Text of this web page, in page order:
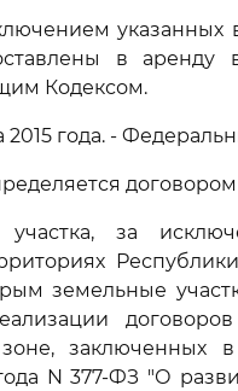
указанных
в аренду
Кодексом.
2015 года. -
за
земельные
заключенных
N 377-ФЗ "О